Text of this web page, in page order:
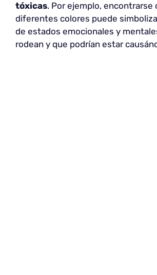
tóxicas. Por ejemplo, encontrarse
diferentes colores puede
de estados emocionales y
rodean y que podrían estar